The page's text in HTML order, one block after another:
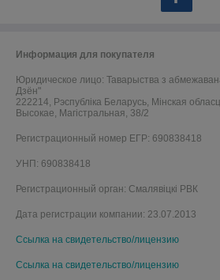
Информация для покупателя
Юридическое лицо: Таварыства з
Дзён"
222214, Рэспублiка Беларусь, Мiнская
Высокае, Магістральная, 38/2
Регистрационный номер ЕГР: 690838418
УНП: 690838418
Регистрационный орган: Смалявіцкі РВК
Дата регистрации компании: 23.07.2013
Ссылка на свидетельство/лицензию
Ссылка на свидетельство/лицензию